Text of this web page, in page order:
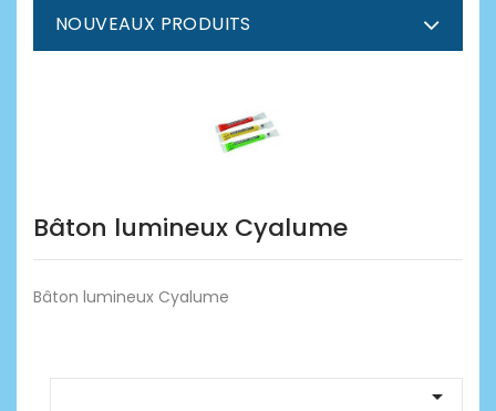
NOUVEAUX PRODUITS
Bâton lumineux Cyalume
Bâton lumineux Cyalume
